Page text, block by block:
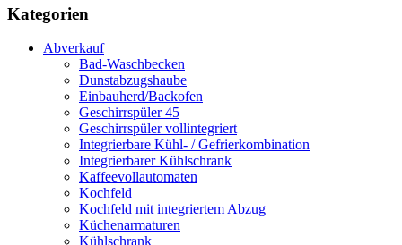
Kategorien
Abverkauf
Bad-Waschbecken
Dunstabzugshaube
Einbauherd/Backofen
Geschirrspüler 45
Geschirrspüler vollintegriert
Integrierbare Kühl- / Gefrierkombination
Integrierbarer Kühlschrank
Kaffeevollautomaten
Kochfeld
Kochfeld mit integriertem Abzug
Küchenarmaturen
Kühlschrank